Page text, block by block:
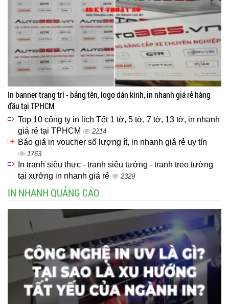
In banner trang trí - bảng tên, logo dán kính, in nhanh giá rẻ hàng
đầu tại TPHCM
Top 10 công ty in lịch Tết 1 tờ, 5 tờ, 7 tờ, 13 tờ, in nhanh
giá rẻ tại TPHCM
2214
Báo giá in voucher số lượng ít, in nhanh giá rẻ uy tín
1763
In tranh siêu thực - tranh siêu tưởng - tranh treo tường
tại xưởng in nhanh giá rẻ
2329
IN NHANH QUẢNG CÁO